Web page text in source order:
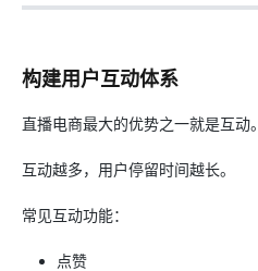
构建用户互动体系
直播电商最大的优势之一就是互动。
互动越多，用户停留时间越长。
常见互动功能：
点赞